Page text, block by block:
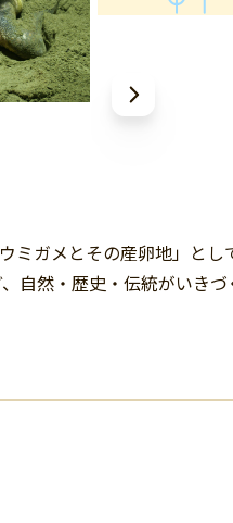
ガメとその産卵地」とし
然・歴史・伝統がいきづ